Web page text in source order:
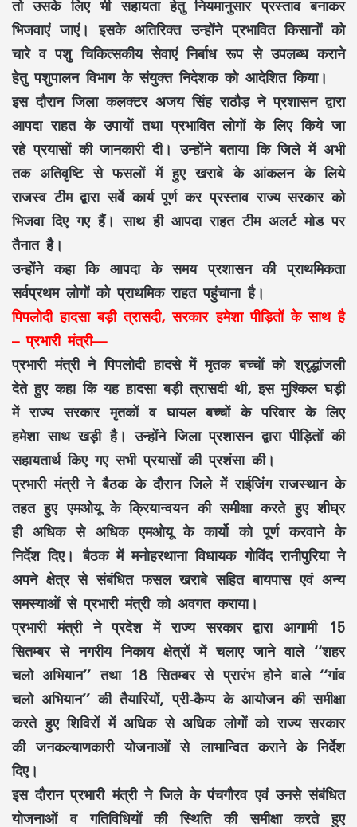
भिजवाएं जाएं। इसके अतिरिक्त उन्होंने प्रभावित किसानों को
चारे व पशु चिकित्सकीय सेवाएं निर्बाध रूप से उपलब्ध कराने
हेतु पशुपालन विभाग के संयुक्त निदेशक को आदेशित किया।
इस दौरान जिला कलक्टर अजय सिंह राठौड़ ने प्रशासन द्वारा
आपदा राहत के उपायों तथा प्रभावित लोगों के लिए किये जा
रहे प्रयासों की जानकारी दी। उन्होंने बताया कि जिले में अभी
तक अतिवृष्टि से फसलों में हुए खराबे के आंकलन के लिये
राजस्व टीम द्वारा सर्वे कार्य पूर्ण कर प्रस्ताव राज्य सरकार को
भिजवा दिए गए हैं। साथ ही आपदा राहत टीम अलर्ट मोड पर
तैनात है।
उन्होंने कहा कि आपदा के समय प्रशासन की प्राथमिकता
सर्वप्रथम लोगों को प्राथमिक राहत पहुंचाना है।
पिपलोदी हादसा बड़ी त्रासदी, सरकार हमेशा पीड़ितों के साथ है
– प्रभारी मंत्री—
प्रभारी मंत्री ने पिपलोदी हादसे में मृतक बच्चों को श्रृद्धांजली
देते हुए कहा कि यह हादसा बड़ी त्रासदी थी, इस मुश्किल घड़ी
में राज्य सरकार मृतकों व घायल बच्चों के परिवार के लिए
हमेशा साथ खड़ी है। उन्होंने जिला प्रशासन द्वारा पीड़ितों की
सहायतार्थ किए गए सभी प्रयासों की प्रशंसा की।
प्रभारी मंत्री ने बैठक के दौरान जिले में राईजिंग राजस्थान के
तहत हुए एमओयू के क्रियान्वयन की समीक्षा करते हुए शीघ्र
ही अधिक से अधिक एमओयू के कार्यो को पूर्ण करवाने के
निर्देश दिए। बैठक में मनोहरथाना विधायक गोविंद रानीपुरिया ने
अपने क्षेत्र से संबंधित फसल खराबे सहित बायपास एवं अन्य
समस्याओं से प्रभारी मंत्री को अवगत कराया।
प्रभारी मंत्री ने प्रदेश में राज्य सरकार द्वारा आगामी 15
सितम्बर से नगरीय निकाय क्षेत्रों में चलाए जाने वाले ‘‘शहर
चलो अभियान’’ तथा 18 सितम्बर से प्रारंभ होने वाले ‘‘गांव
चलो अभियान’’ की तैयारियों, प्री-कैम्प के आयोजन की समीक्षा
करते हुए शिविरों में अधिक से अधिक लोगों को राज्य सरकार
की जनकल्याणकारी योजनाओं से लाभान्वित कराने के निर्देश
दिए।
इस दौरान प्रभारी मंत्री ने जिले के पंचगौरव एवं उनसे संबंधित
योजनाओं व गतिविधियों की स्थिति की समीक्षा करते हुए